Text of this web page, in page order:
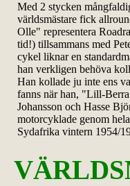
Med 2 stycken
världsmästare fick
Olle" representera
tid!) tillsammans med
cykel liknar en
han verkligen behöva
Han kollade ju inte ens
fanns när han, "Lill-
Johansson och Hasse
motorcyklade genom
Sydafrika vintern 1954/